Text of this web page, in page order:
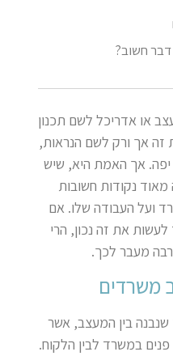
דבר חשוב?
או אדריכל לשם תכנון
זה אך ורק לשם הנראות,
יפה. אך האמת היא, שיש
מאוד נקודות חשובות
ועל העבודה שלו. אם
לעשות את זה נכון, הרי
מעבר לכך.
משרדים
שנבנה בין המעצב, אשר
במשרד לבין הלקוח.